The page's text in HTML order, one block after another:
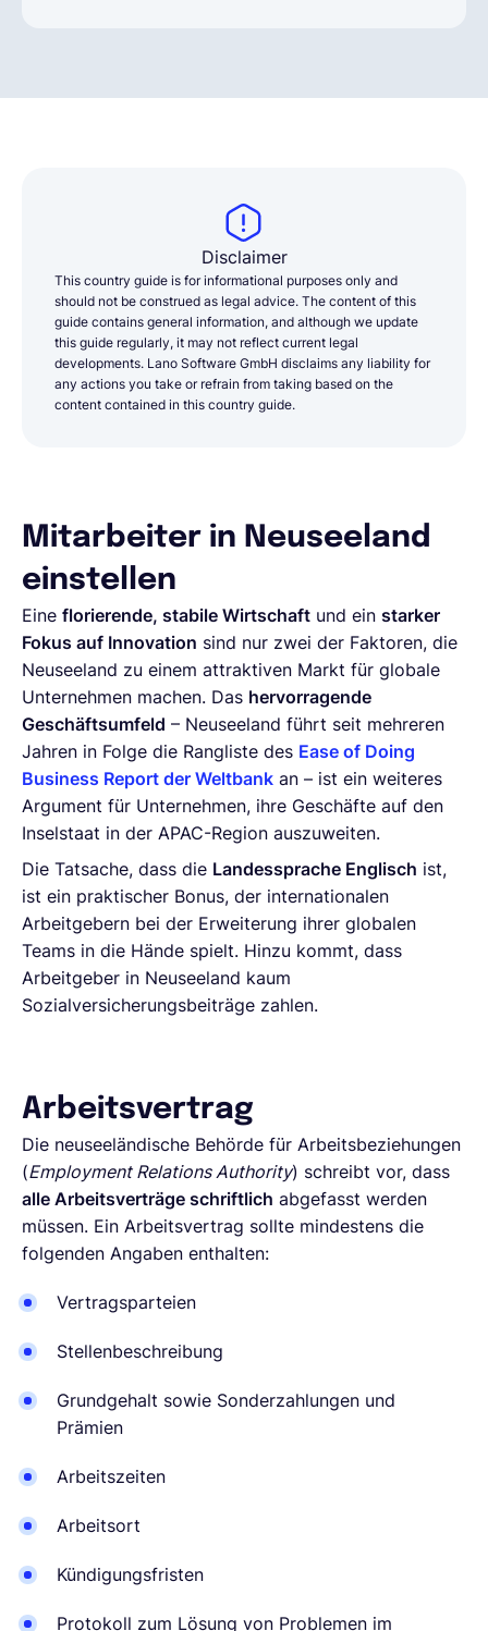
Disclaimer
This country guide is for informational purposes only and
should not be construed as legal advice. The content of this
guide contains general information, and although we update
this guide regularly, it may not reflect current legal
developments. Lano Software GmbH disclaims any liability for
any actions you take or refrain from taking based on the
content contained in this country guide.
Mitarbeiter in Neuseeland
einstellen
Eine florierende, stabile Wirtschaft und ein starker
Fokus auf Innovation sind nur zwei der Faktoren, die
Neuseeland zu einem attraktiven Markt für globale
Unternehmen machen. Das hervorragende
Geschäftsumfeld – Neuseeland führt seit mehreren
Jahren in Folge die Rangliste des Ease of Doing
Business Report der Weltbank an – ist ein weiteres
Argument für Unternehmen, ihre Geschäfte auf den
Inselstaat in der APAC-Region auszuweiten.
Die Tatsache, dass die Landessprache Englisch ist,
ist ein praktischer Bonus, der internationalen
Arbeitgebern bei der Erweiterung ihrer globalen
Teams in die Hände spielt. Hinzu kommt, dass
Arbeitgeber in Neuseeland kaum
Sozialversicherungsbeiträge zahlen.
Arbeitsvertrag
Die neuseeländische Behörde für Arbeitsbeziehungen
(Employment Relations Authority) schreibt vor, dass
alle Arbeitsverträge schriftlich abgefasst werden
müssen. Ein Arbeitsvertrag sollte mindestens die
folgenden Angaben enthalten:
Vertragsparteien
Stellenbeschreibung
Grundgehalt sowie Sonderzahlungen und
Prämien
Arbeitszeiten
Arbeitsort
Kündigungsfristen
Protokoll zum Lösung von Problemen im